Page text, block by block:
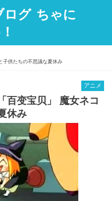
ログ ちゃに
子供たちの不思議な夏休み
アニメ
百变宝贝」 魔女ネコ
休み